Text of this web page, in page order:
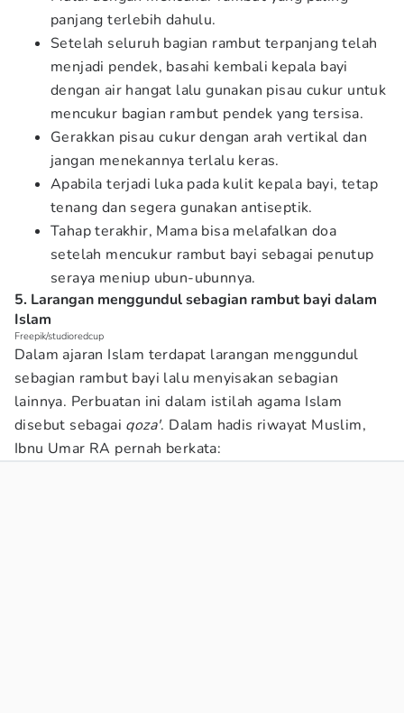
panjang terlebih dahulu.
Setelah seluruh bagian rambut terpanjang telah
menjadi pendek, basahi kembali kepala bayi
dengan air hangat lalu gunakan pisau cukur untuk
mencukur bagian rambut pendek yang tersisa.
Gerakkan pisau cukur dengan arah vertikal dan
jangan menekannya terlalu keras.
Apabila terjadi luka pada kulit kepala bayi, tetap
tenang dan segera gunakan antiseptik.
Tahap terakhir, Mama bisa melafalkan doa
setelah mencukur rambut bayi sebagai penutup
seraya meniup ubun-ubunnya.
5. Larangan menggundul sebagian rambut bayi dalam
Islam
Freepik/studioredcup
Dalam ajaran Islam terdapat larangan menggundul
sebagian rambut bayi lalu menyisakan sebagian
lainnya. Perbuatan ini dalam istilah agama Islam
disebut sebagai qoza'. Dalam hadis riwayat Muslim,
Ibnu Umar RA pernah berkata: